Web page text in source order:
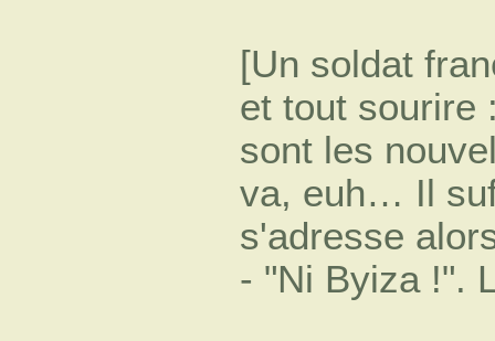
[Un soldat
et tout
sont les
va, euh… Il
s'adresse
- "Ni Byiza !".